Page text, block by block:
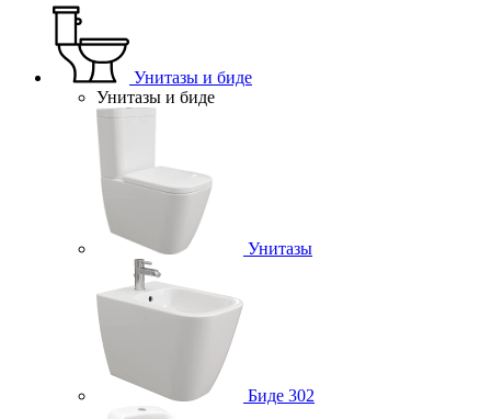
Унитазы и биде
Унитазы и биде
Унитазы
Биде 302